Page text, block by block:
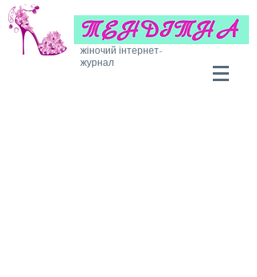
жіночий інтернет-
журнал